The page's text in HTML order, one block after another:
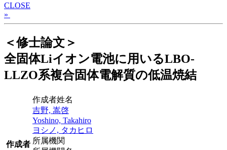
CLOSE
»
＜修士論文＞
全固体Liイオン電池に用いるLBO-
LLZO系複合固体電解質の低温焼結
作成者
作成者姓名
吉野, 嵩啓
Yoshino, Takahiro
ヨシノ, タカヒロ
所属機関